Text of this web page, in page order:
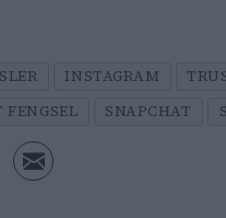
INSTAGRAM
FENGSEL
SNAPCHAT